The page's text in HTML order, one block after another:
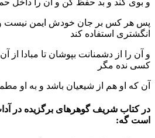
و بوی گند و بد حفظ کن و آن را داخل
پس هر کس بر جان خودش ایمن نیست و
انگشتری استفاده کند
و آن را از دشمنانت بپوشان تا مبادا از
کسی نده مگر
آن که او هم از شیعیان باشد و به او
در کتاب شریف گوهرهای برگزیده در
است گه: